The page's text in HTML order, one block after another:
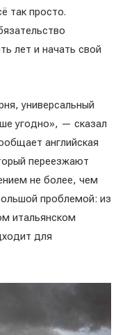
так просто.
лет и начать свой
универсальный
угодно», — сказал
английская
переезжают
не более, чем
проблемой: из
итальянском
для